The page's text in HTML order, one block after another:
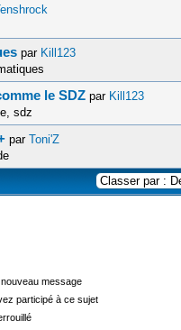
par Kill123
le SDZpar Kill123
sdz
parToni'Z
message
participé à ce sujet